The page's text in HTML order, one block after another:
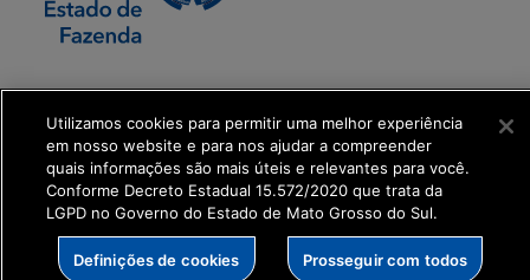
Transformação Digital
get_footer();
Utilizamos cookies para permitir uma melhor experiência
em nosso website e para nos ajudar a compreender
quais informações são mais úteis e relevantes para você.
Conforme Decreto Estadual 15.572/2020 que trata da
LGPD no Governo do Estado de Mato Grosso do Sul.
Definições de cookies Prosseguir com todos